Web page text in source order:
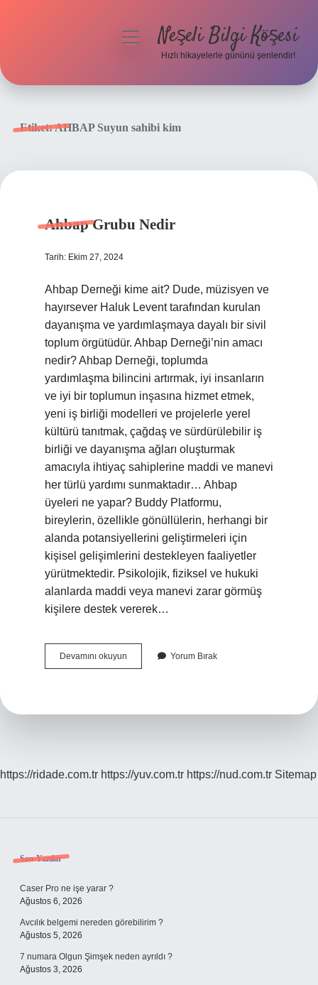
menüyüNeşeli Bilgi Köşesi
Hızlı hikayelerle gününü şenlendir!
Etiket:AHBAP Suyun sahibi kim
Ahbap Grubu Nedir
Tarih: Ekim 27, 2024
Ahbap Derneği kime ait? Dude, müzisyen ve
hayırsever Haluk Levent tarafından kurulan
dayanışma ve yardımlaşmaya dayalı bir sivil
toplum örgütüdür. Ahbap Derneği’nin amacı
nedir? Ahbap Derneği, toplumda
yardımlaşma bilincini artırmak, iyi insanların
ve iyi bir toplumun inşasına hizmet etmek,
yeni iş birliği modelleri ve projelerle yerel
kültürü tanıtmak, çağdaş ve sürdürülebilir iş
birliği ve dayanışma ağları oluşturmak
amacıyla ihtiyaç sahiplerine maddi ve manevi
her türlü yardımı sunmaktadır… Ahbap
üyeleri ne yapar? Buddy Platformu,
bireylerin, özellikle gönüllülerin, herhangi bir
alanda potansiyellerini geliştirmeleri için
kişisel gelişimlerini destekleyen faaliyetler
yürütmektedir. Psikolojik, fiziksel ve hukuki
alanlarda maddi veya manevi zarar görmüş
kişilere destek vererek…
Devamını okuyun
Grubu
Yorum Bırak
https://ridade.com.tr https://yuv.com.tr https://nud.com.tr Sitemap
Sidebar
Son Yazılar
Caser Pro ne işe yarar ?
Ağustos 6, 2026
Avcılık belgemi nereden görebilirim ?
Ağustos 5, 2026
7 numara Olgun Şimşek neden ayrıldı ?
Ağustos 3, 2026